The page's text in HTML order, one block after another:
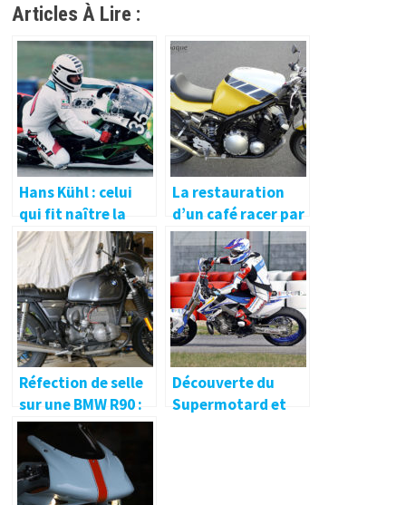
Articles À Lire :
Hans Kühl : celui
qui fit naître la
Kawasaki n°35
La restauration
d’un café racer par
Performances
Moto ! 🔐
Réfection de selle
sur une BMW R90 :
laissons faire les
pros !
Découverte du
Supermotard et